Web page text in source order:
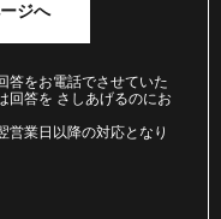
ジへ
答をお電話でさせていた
回答を さしあげるのにお
営業日以降の対応となり